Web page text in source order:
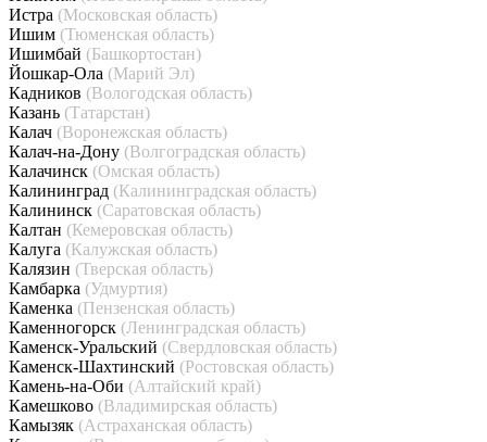
Истра (Московская область)
Ишим (Тюменская область)
Ишимбай (Башкортостан)
Йошкар-Ола (Марий Эл)
Кадников (Вологодская область)
Казань (Татарстан)
Калач (Воронежская область)
Калач-на-Дону (Волгоградская область)
Калачинск (Омская область)
Калининград (Калининградская область)
Калининск (Саратовская область)
Калтан (Кемеровская область)
Калуга (Калужская область)
Калязин (Тверская область)
Камбарка (Удмуртия)
Каменка (Пензенская область)
Каменногорск (Ленинградская область)
Каменск-Уральский (Свердловская область)
Каменск-Шахтинский (Ростовская область)
Камень-на-Оби (Алтайский край)
Камешково (Владимирская область)
Камызяк (Астраханская область)